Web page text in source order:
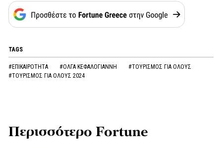
TAGS
#ΕΠΙΚΑΙΡΟΤΗΤΑ #ΟΛΓΑ ΚΕΦΑΛΟΓΙΑΝΝΗ
#ΤΟΥΡΙΣΜΟΣ ΓΙΑ ΟΛΟΥΣ
#ΤΟΥΡΙΣΜΟΣ ΓΙΑ ΟΛΟΥΣ 2024
Περισσότερο Fortune